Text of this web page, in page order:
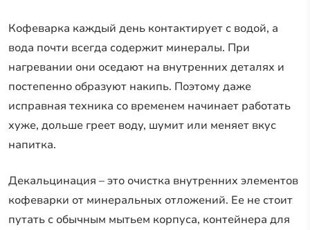
Кофеварка каждый день контактирует с водой, а
вода почти всегда содержит минералы. При
нагревании они оседают на внутренних деталях и
постепенно образуют накипь. Поэтому даже
исправная техника со временем начинает работать
хуже, дольше греет воду, шумит или меняет вкус
напитка.
Декальцинация – это очистка внутренних элементов
кофеварки от минеральных отложений. Ее не стоит
путать с обычным мытьем корпуса, контейнера для